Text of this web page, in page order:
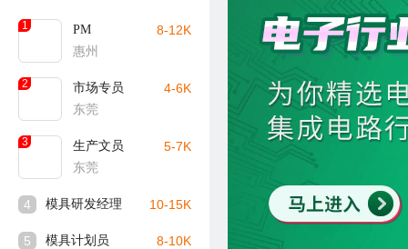
1
PM
惠州
8-12K
2
市场专员
东莞
4-6K
3
生产文员
东莞
5-7K
4 模具研发经理 10-15K
5 模具计划员 8-10K